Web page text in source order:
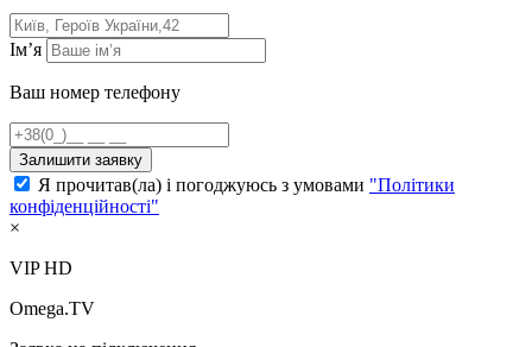
Ім’я
Ваш номер телефону
Залишити заявку
Я прочитав(ла) і погоджуюсь з умовами "Політики
конфіденційності"
×
VIP HD
Omega.TV